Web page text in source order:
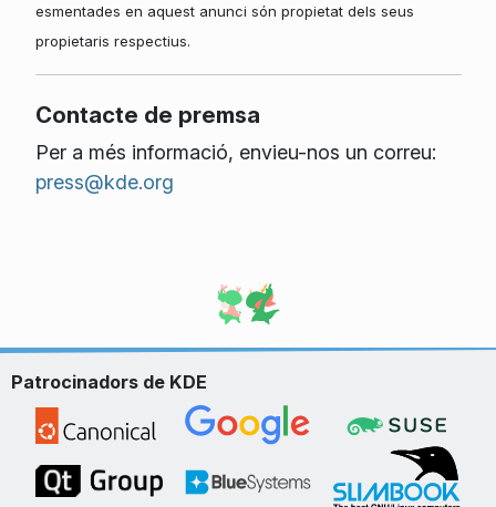
esmentades en aquest anunci són propietat dels seus
propietaris respectius.
Contacte de premsa
Per a més informació, envieu-nos un correu:
press@kde.org
Patrocinadors de KDE